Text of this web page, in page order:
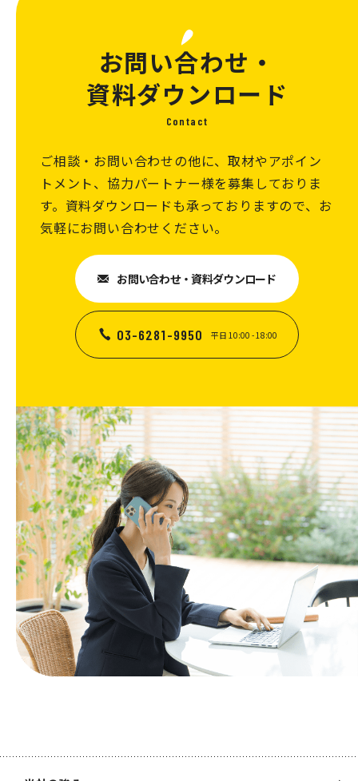
お問い合わせ・
資料ダウンロード
Contact
ご相談・お問い合わせの他に、取材やアポイン
トメント、協力パートナー様を募集しておりま
す。資料ダウンロードも承っておりますので、お
気軽にお問い合わせください。
お問い合わせ・資料ダウンロード
03-6281-9950 平日 10:00 - 18:00